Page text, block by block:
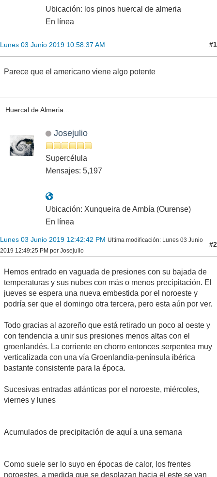
Ubicación: los pinos huercal de almeria
En línea
Lunes 03 Junio 2019 10:58:37 AM #1
Parece que el americano viene algo potente
Huercal de Almeria...
Josejulio
Supercélula
Mensajes: 5,197
Ubicación: Xunqueira de Ambía (Ourense)
En línea
Lunes 03 Junio 2019 12:42:42 PM Ultima modificación: Lunes 03 Junio
2019 12:49:25 PM por Josejulio
#2
Hemos entrado en vaguada de presiones con su bajada de
temperaturas y sus nubes con más o menos precipitación. El
jueves se espera una nueva embestida por el noroeste y
podría ser que el domingo otra tercera, pero esta aún por ver.
Todo gracias al azoreño que está retirado un poco al oeste y
con tendencia a unir sus presiones menos altas con el
groenlandés. La corriente en chorro entonces serpentea muy
verticalizada con una vía Groenlandia-península ibérica
bastante consistente para la época.
Sucesivas entradas atlánticas por el noroeste, miércoles,
viernes y lunes
Acumulados de precipitación de aquí a una semana
Como suele ser lo suyo en épocas de calor, los frentes
noroestes, a medida que se desplazan hacia el este se van